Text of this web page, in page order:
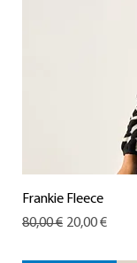
Frankie Fleece
Standardpreis
80,00 € Sale-Preis
20,00 €